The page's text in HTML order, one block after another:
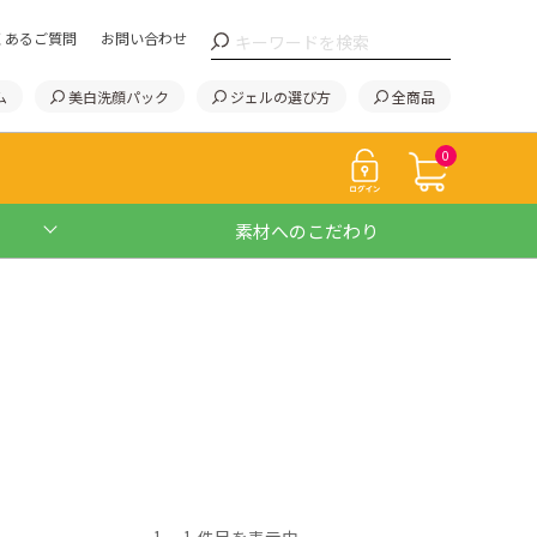
あるご質問 お問い合わせ
美白洗顔パック ジェルの選び方 全商品
0
素材へのこだわり